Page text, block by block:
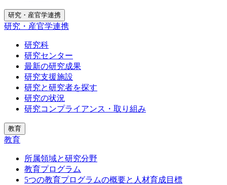
研究・産官学連携
研究・産官学連携
研究科
研究センター
最新の研究成果
研究支援施設
研究と研究者を探す
研究の状況
研究コンプライアンス・取り組み
教育
教育
所属領域と研究分野
教育プログラム
5つの教育プログラムの概要と人材育成目標